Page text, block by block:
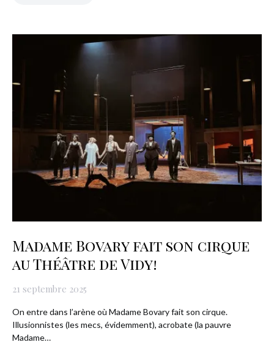
Madame Bovary fait son cirque
au Théâtre de Vidy!
21 septembre 2025
On entre dans l’arène où Madame Bovary fait son cirque.
Illusionnistes (les mecs, évidemment), acrobate (la pauvre
Madame…